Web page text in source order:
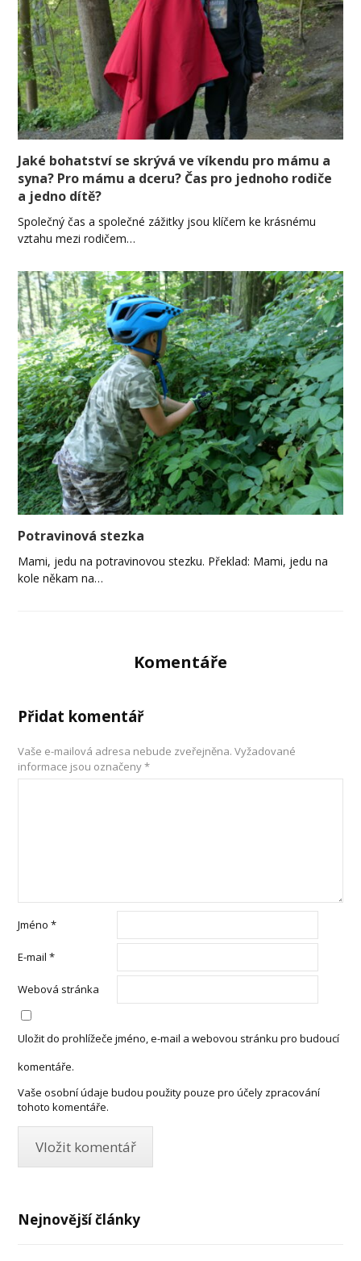
Jaké bohatství se skrývá ve víkendu pro mámu a
syna? Pro mámu a dceru? Čas pro jednoho rodiče
a jedno dítě?
Společný čas a společné zážitky jsou klíčem ke krásnému
vztahu mezi rodičem…
Potravinová stezka
Mami, jedu na potravinovou stezku. Překlad: Mami, jedu na
kole někam na…
Komentáře
Přidat komentář
Vaše e-mailová adresa nebude zveřejněna. Vyžadované
informace jsou označeny*
Jméno*
E-mail*
Webová stránka
Uložit do prohlížeče jméno, e-mail a webovou stránku pro budoucí
komentáře.
Vaše osobní údaje budou použity pouze pro účely zpracování
tohoto komentáře.
Nejnovější články